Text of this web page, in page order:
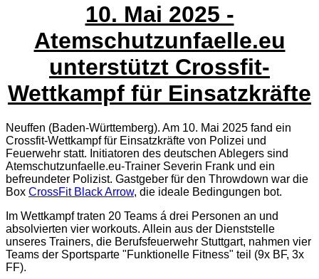
10. Mai 2025 -
Atemschutzunfaelle.eu
unterstützt Crossfit-
Wettkampf für Einsatzkräfte
Neuffen (Baden-Württemberg). Am 10. Mai 2025 fand ein
Crossfit-Wettkampf für Einsatzkräfte von Polizei und
Feuerwehr statt. Initiatoren des deutschen Ablegers sind
Atemschutzunfaelle.eu-Trainer Severin Frank und ein
befreundeter Polizist. Gastgeber für den Throwdown war die
Box CrossFit Black Arrow, die ideale Bedingungen bot.
Im Wettkampf traten 20 Teams á drei Personen an und
absolvierten vier workouts. Allein aus der Dienststelle
unseres Trainers, die Berufsfeuerwehr Stuttgart, nahmen vier
Teams der Sportsparte "Funktionelle Fitness" teil (9x BF, 3x
FF).